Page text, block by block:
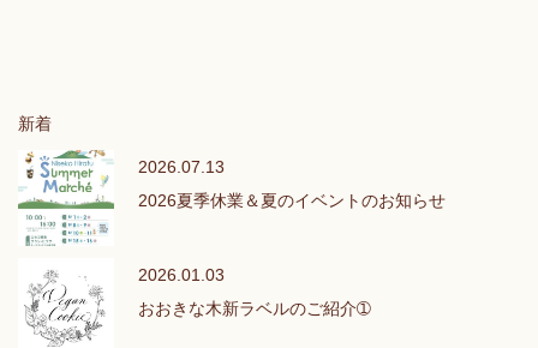
新着
2026.07.13
2026夏季休業＆夏のイベントのお知らせ
2026.01.03
おおきな木新ラベルのご紹介➀